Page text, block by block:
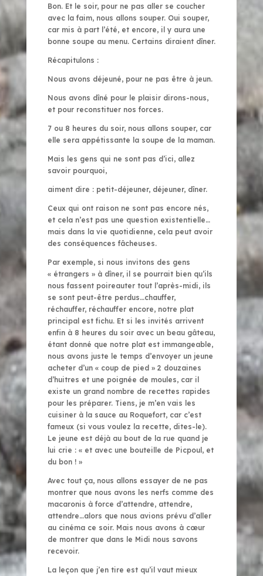
Bon. Et le soir, pour ne pas aller se coucher
avec la faim, nous allons souper. Oui souper,
car mis à part l’été, et encore, il y aura une
bonne soupe au menu. Certains diraient dîner.
Récapitulons :
Nous avons déjeuné, pour ne pas être à jeun.
Nous avons dîné pour le plaisir dirons-nous,
et pour reconstituer nos forces.
7 ou 8 heures du soir, nous allons souper, car
elle sera appétissante la soupe de la maman.
Mais les gens qui ne sont pas d’ici, allez
savoir pourquoi,
aiment dire : petit-déjeuner, déjeuner, dîner.
Ceux qui ont raison ne sont pas encore nés,
et cela n’est pas une question existentielle…
mais dans la vie quotidienne, cela peut avoir
des conséquences fâcheuses.
Par exemple, si nous invitons des gens
« étrangers » à dîner, il se pourrait bien qu’ils
nous fassent poireauter tout l’après-midi, ils
se sont peut-être perdus…chauffer,
réchauffer, réchauffer encore, notre plat
principal est fichu. Et si les invités arrivent
enfin à 8 heures du soir avec un beau gâteau,
étant donné que notre plat est immangeable,
nous avons juste le temps d’envoyer un jeune
acheter d’un « coup de pied » 2 douzaines
d’huitres et une poignée de moules, car il
existe un grand nombre de recettes rapides
pour les préparer. Tiens, je m’en vais les
cuisiner à la sauce au Roquefort, car c’est
fameux (si vous voulez la recette, dites-le).
Le jeune est déjà au bout de la rue quand je
lui crie : « et avec une bouteille de Picpoul, et
du bon ! »
Avec tout ça, nous allons essayer de ne pas
montrer que nous avons les nerfs comme des
macaronis à force d’attendre, attendre,
attendre…alors que nous avions prévu d’aller
au cinéma ce soir. Mais nous avons à cœur
de montrer que dans le Midi nous savons
recevoir.
La leçon que j’en tire est qu’il vaut mieux